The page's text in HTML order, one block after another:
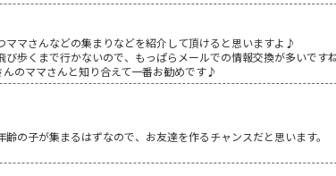
マさんなどの集まりなどを紹介して頂けると思いますよ♪
歩くまで行かないので、もっぱらメールでの情報交換が多いです
のママさんと知り合えて一番お勧めです♪
の子が集まるはずなので、お友達を作るチャンスだと思います。